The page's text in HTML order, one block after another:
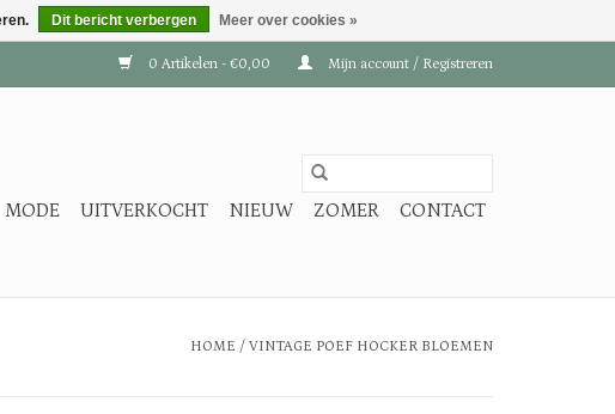
0 Artikelen - €0,00 Mijn account / Registreren
MODE UITVERKOCHT NIEUW ZOMER CONTACT
HOME / VINTAGE POEF HOCKER BLOEMEN
Dit bericht verbergen Meer over cookies »